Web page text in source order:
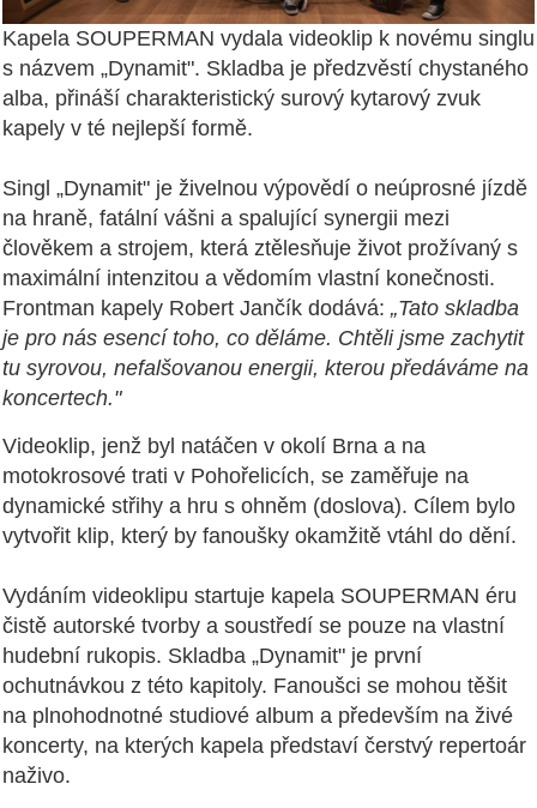
Kapela SOUPERMAN vydala videoklip k novému singlu
s názvem „Dynamit". Skladba je předzvěstí chystaného
alba, přináší charakteristický surový kytarový zvuk
kapely v té nejlepší formě.
Singl „Dynamit" je živelnou výpovědí o neúprosné jízdě
na hraně, fatální vášni a spalující synergii mezi
člověkem a strojem, která ztělesňuje život prožívaný s
maximální intenzitou a vědomím vlastní konečnosti.
Frontman kapely Robert Jančík dodává: „Tato skladba
je pro nás esencí toho, co děláme. Chtěli jsme zachytit
tu syrovou, nefalšovanou energii, kterou předáváme na
koncertech."
Videoklip, jenž byl natáčen v okolí Brna a na
motokrosové trati v Pohořelicích, se zaměřuje na
dynamické střihy a hru s ohněm (doslova). Cílem bylo
vytvořit klip, který by fanoušky okamžitě vtáhl do dění.
Vydáním videoklipu startuje kapela SOUPERMAN éru
čistě autorské tvorby a soustředí se pouze na vlastní
hudební rukopis. Skladba „Dynamit" je první
ochutnávkou z této kapitoly. Fanoušci se mohou těšit
na plnohodnotné studiové album a především na živé
koncerty, na kterých kapela představí čerstvý repertoár
naživo.